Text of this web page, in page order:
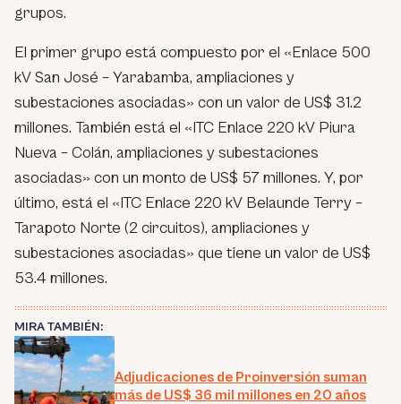
grupos.
El primer grupo está compuesto por el «Enlace 500
kV San José – Yarabamba, ampliaciones y
subestaciones asociadas» con un valor de US$ 31.2
millones. También está el «ITC Enlace 220 kV Piura
Nueva – Colán, ampliaciones y subestaciones
asociadas» con un monto de US$ 57 millones. Y, por
último, está el «ITC Enlace 220 kV Belaunde Terry –
Tarapoto Norte (2 circuitos), ampliaciones y
subestaciones asociadas» que tiene un valor de US$
53.4 millones.
MIRA TAMBIÉN:
Adjudicaciones de Proinversión suman
más de US$ 36 mil millones en 20 años